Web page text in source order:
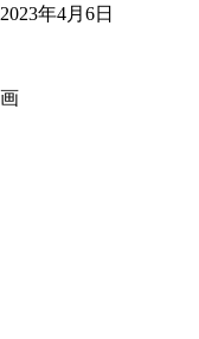
年4月6日